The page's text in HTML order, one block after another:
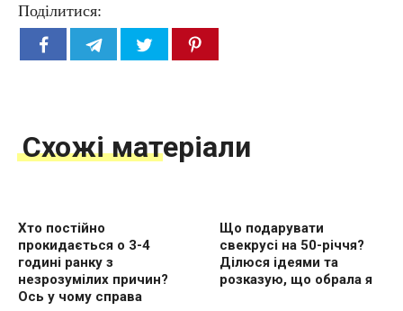
Поділитися:
Схожі матеріали
Хто постійно
прокидається о 3-4
годині ранку з
незрозумілих причин?
Ось у чому справа
Що подарувати
свекрусі на 50-річчя?
Ділюся ідеями та
розказую, що обрала я